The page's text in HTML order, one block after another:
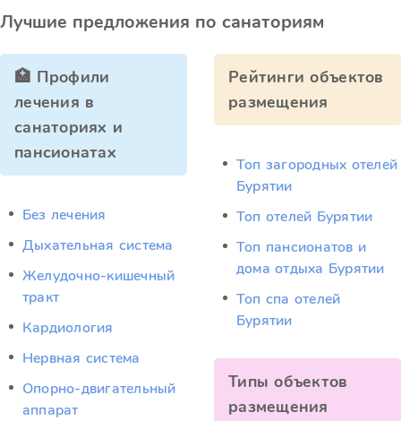
Лучшие предложения по санаториям
🏥 Профили
лечения в
санаториях и
пансионатах
Без лечения
Дыхательная система
Желудочно-кишечный
тракт
Кардиология
Нервная система
Опорно-двигательный
аппарат
Рейтинги объектов
размещения
Топ загородных отелей
Бурятии
Топ отелей Бурятии
Топ пансионатов и
дома отдыха Бурятии
Топ спа отелей
Бурятии
Типы объектов
размещения